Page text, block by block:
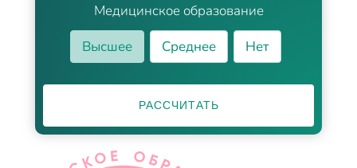
Медицинское образование
Высшее
Среднее Нет
РАССЧИТАТЬ